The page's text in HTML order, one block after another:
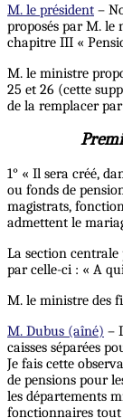
M. le président –
proposés par M. le
chapitre III «
M. le ministre
25 et 26 (cette
de la remplacer
1° « Il sera créé,
ou fonds de
magistrats,
admettent le
La section centrale
par celle-ci : « A
M. le ministre des
M. Dubus (aîné) –
caisses séparées
Je fais cette
de pensions pour
les départements
fonctionnaires tout